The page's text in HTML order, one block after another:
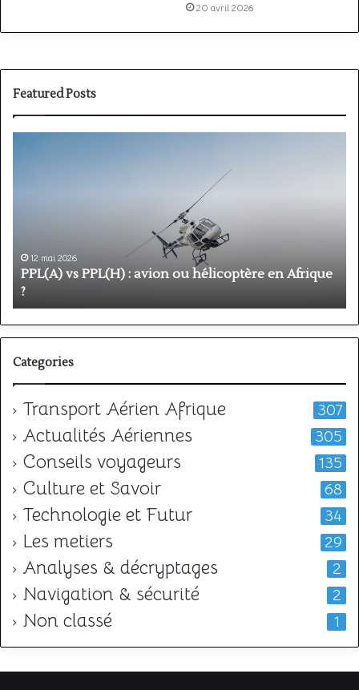
20 avril 2026
Featured Posts
PPL(A)
en
Afrique
12 mai 2026
PPL(A) vs PPL(H) : avion ou hélicoptère en Afrique
?
Categories
Transport Aérien Afrique 307
Actualités Aériennes 305
Conseils voyageurs 135
Culture et Savoir 68
Technologie et Futur 34
Les metiers 29
Analyses & décryptages 2
Navigation & sécurité 2
Non classé 1